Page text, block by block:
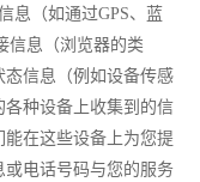
息（如通过GPS、蓝
信息（浏览器的类
信息（例如设备传感
种设备上收集到的信
在这些设备上为您提
电话号码与您的服务